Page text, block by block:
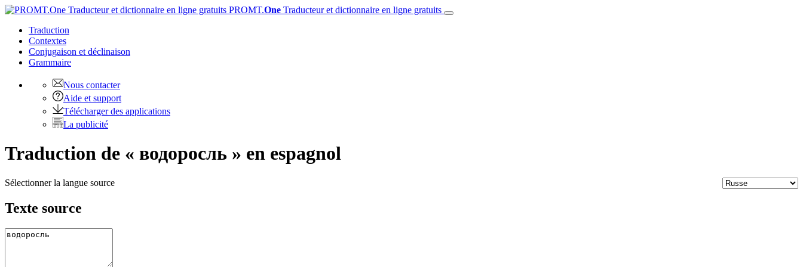
PROMT.One Traducteur et dictionnaire en ligne gratuits
Traduction
Contextes
Conjugaison et déclinaison
Grammaire
Nous contacter
Aide et support
Télécharger des applications
La publicité
Traduction de « водоросль » en espagnol
Sélectionner la langue source
Texte source